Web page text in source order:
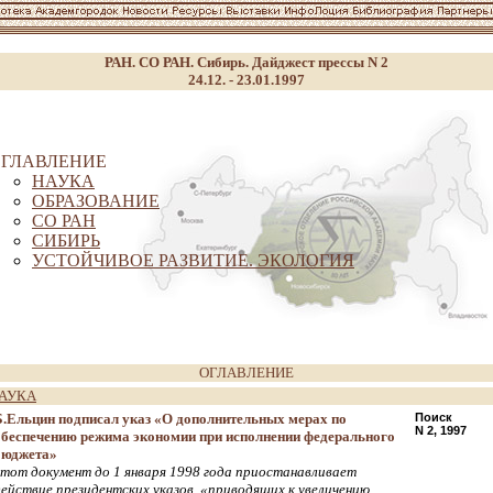
РАН. СО РАН. Сибирь. Дайджест прессы N 2
24.12. - 23.01.1997
НАУКА
ОБРАЗОВАНИЕ
СО РАН
СИБИРЬ
УСТОЙЧИВОЕ РАЗВИТИЕ. ЭКОЛОГИЯ
ОГЛАВЛЕНИЕ
подписал указ «О дополнительных мерах по
режима экономии при исполнении федерального
документ до 1 января 1998 года приостанавливает
президентских указов, «приводящих к увеличению
Поиск
N 2, 1997